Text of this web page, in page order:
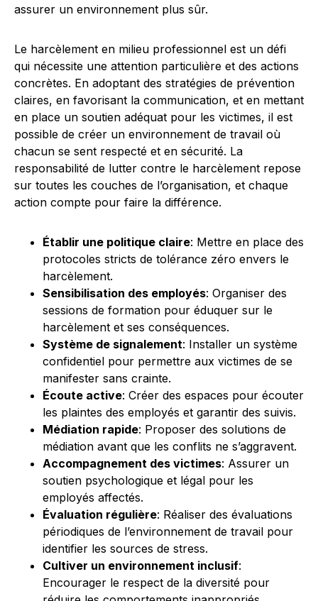
assurer un environnement plus sûr.
Le harcèlement en milieu professionnel est un défi
qui nécessite une attention particulière et des actions
concrètes. En adoptant des stratégies de prévention
claires, en favorisant la communication, et en mettant
en place un soutien adéquat pour les victimes, il est
possible de créer un environnement de travail où
chacun se sent respecté et en sécurité. La
responsabilité de lutter contre le harcèlement repose
sur toutes les couches de l’organisation, et chaque
action compte pour faire la différence.
Établir une politique claire: Mettre en place des
protocoles stricts de tolérance zéro envers le
harcèlement.
Sensibilisation des employés: Organiser des
sessions de formation pour éduquer sur le
harcèlement et ses conséquences.
Système de signalement: Installer un système
confidentiel pour permettre aux victimes de se
manifester sans crainte.
Écoute active: Créer des espaces pour écouter
les plaintes des employés et garantir des suivis.
Médiation rapide: Proposer des solutions de
médiation avant que les conflits ne s’aggravent.
Accompagnement des victimes: Assurer un
soutien psychologique et légal pour les
employés affectés.
Évaluation régulière: Réaliser des évaluations
périodiques de l’environnement de travail pour
identifier les sources de stress.
Cultiver un environnement inclusif:
Encourager le respect de la diversité pour